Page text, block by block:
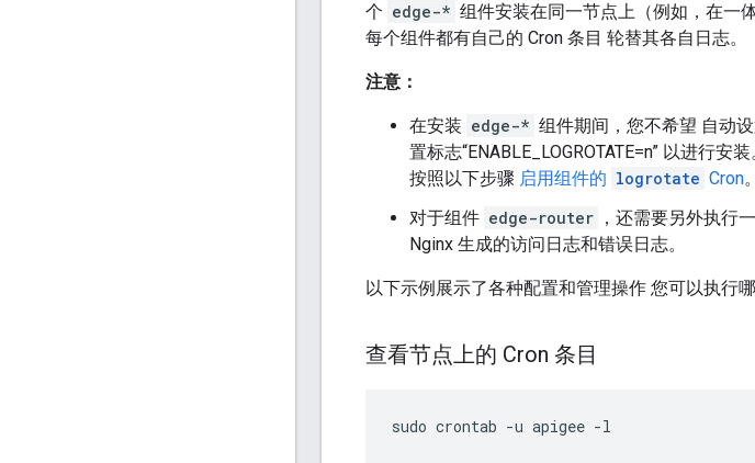
个 edge-* 组件安装在同一节点上（例如，在一
每个组件都有自己的 Cron 条目 轮替其各自日志。
注意：
在安装 edge-* 组件期间，您不希望 自动
置标志“ENABLE_LOGROTATE=n” 以进行
按照以下步骤 启用组件的 logrotate Cron。
对于组件 edge-router ，还需要另外执行
Nginx 生成的访问日志和错误日志。
以下示例展示了各种配置和管理操作 您可以执行哪
查看节点上的 Cron 条目
sudo crontab -u apigee -l